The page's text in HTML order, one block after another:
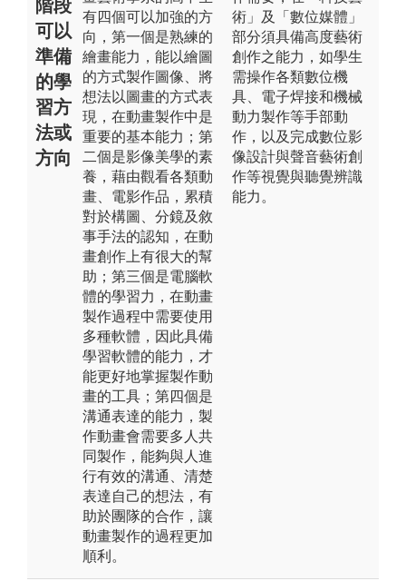
階段
可以
準備
的學
習方
法或
方向
有四個可以加強的方
向，第一個是熟練的
繪畫能力，能以繪圖
的方式製作圖像、將
想法以圖畫的方式表
現，在動畫製作中是
重要的基本能力；第
二個是影像美學的素
養，藉由觀看各類動
畫、電影作品，累積
對於構圖、分鏡及敘
事手法的認知，在動
畫創作上有很大的幫
助；第三個是電腦軟
體的學習力，在動畫
製作過程中需要使用
多種軟體，因此具備
學習軟體的能力，才
能更好地掌握製作動
畫的工具；第四個是
溝通表達的能力，製
作動畫會需要多人共
同製作，能夠與人進
行有效的溝通、清楚
表達自己的想法，有
助於團隊的合作，讓
動畫製作的過程更加
順利。
術」及「數位媒體」
部分須具備高度藝術
創作之能力，如學生
需操作各類數位機
具、電子焊接和機械
動力製作等手部動
作，以及完成數位影
像設計與聲音藝術創
作等視覺與聽覺辨識
能力。